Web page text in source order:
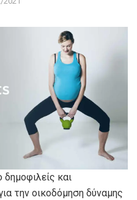
δημοφιλείς και
την οικοδόμηση δύναμης